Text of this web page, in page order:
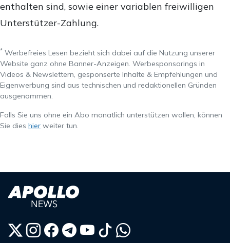
enthalten sind, sowie einer variablen freiwilligen
Unterstützer-Zahlung.
* Werbefreies Lesen bezieht sich dabei auf die Nutzung unserer
Website ganz ohne Banner-Anzeigen. Werbesponsorings in
Videos & Newslettern, gesponserte Inhalte & Empfehlungen und
Eigenwerbung sind aus technischen und redaktionellen Gründen
ausgenommen.
Falls Sie uns ohne ein Abo monatlich unterstützen wollen, können
Sie dies hier weiter tun.